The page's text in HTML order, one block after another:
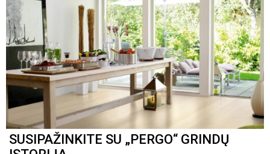
SUSIPAŽINKITE SU „PERGO“ GRINDŲ